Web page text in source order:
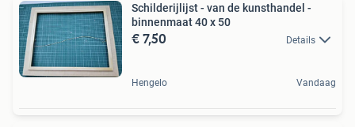
Schilderijlijst - van de kunsthandel -
binnenmaat 40 x 50
€ 7,50 Details
Hengelo Vandaag